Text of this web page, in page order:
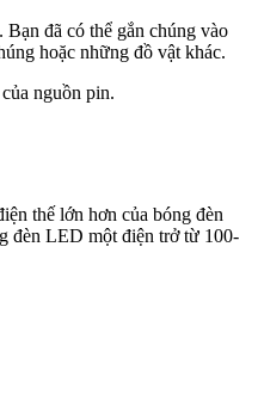
Bạn đã có thể gắn chúng vào
hoặc những đồ vật khác.
nguồn pin.
thế lớn hơn của bóng đèn
đèn LED một điện trở từ 100-